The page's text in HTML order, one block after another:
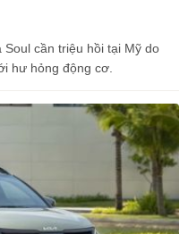
Soul cần triệu hồi tại Mỹ do
hư hỏng động cơ.